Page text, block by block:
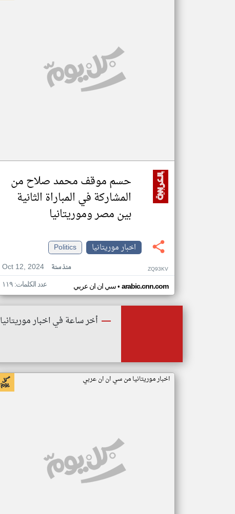
حسم موقف محمد صلاح من
المشاركة في المباراة الثانية
بين مصر وموريتانيا
اخبار موريتانيا
Politics
Oct 12, 2024
منذ سنة ZQ93KV
سي ان ان عربي• arabic.cnn.com عدد الكلمات: ١١٩
أخر ساعة في اخبار موريتانيا
اخبار موريتانيا من سي ان ان عربي